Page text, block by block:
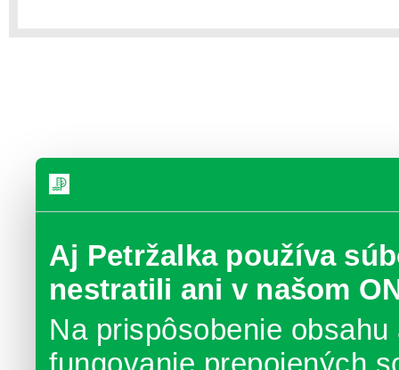
Aj Petržalka používa
nestratili ani v našom
Na prispôsobenie